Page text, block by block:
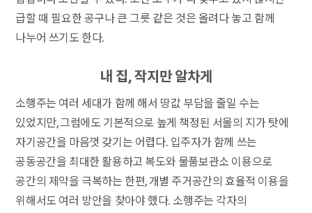
급할 때 필요한 공구나 큰 그릇 같은 것은 올려다 놓고 함께
나누어 쓰기도 한다.
내 집, 작지만 알차게
소행주는 여러 세대가 함께 해서 땅값 부담을 줄일 수는
있었지만, 그럼에도 기본적으로 높게 책정된 서울의 지가 탓에
자기공간을 마음껏 갖기는 어렵다. 입주자가 함께 쓰는
공동공간을 최대한 활용하고 복도와 물품보관소 이용으로
공간의 제약을 극복하는 한편, 개별 주거공간의 효율적 이용을
위해서도 여러 방안을 찾아야 했다. 소행주는 각자의